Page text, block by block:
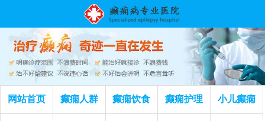
网站首页 癫痫人群 癫痫饮食 癫痫护理 小儿癫痫